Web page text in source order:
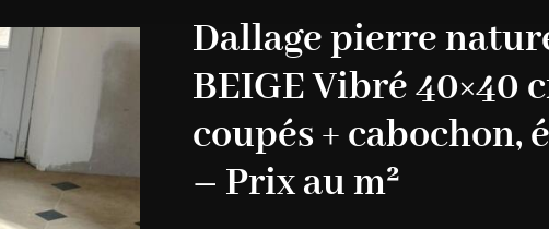
Dallage pierre
BEIGE Vibré 40×40
coupés + cabochon,
– Prix au m²